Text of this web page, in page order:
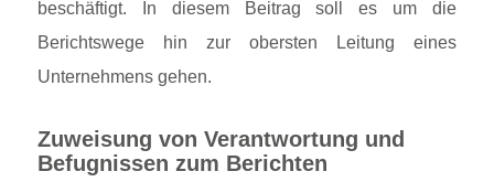
beschäftigt. In diesem Beitrag soll es um die
Berichtswege hin zur obersten Leitung eines
Unternehmens gehen.
Zuweisung von Verantwortung und
Befugnissen zum Berichten